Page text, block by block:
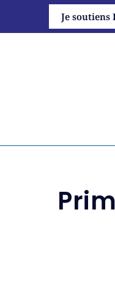
Je soutiens